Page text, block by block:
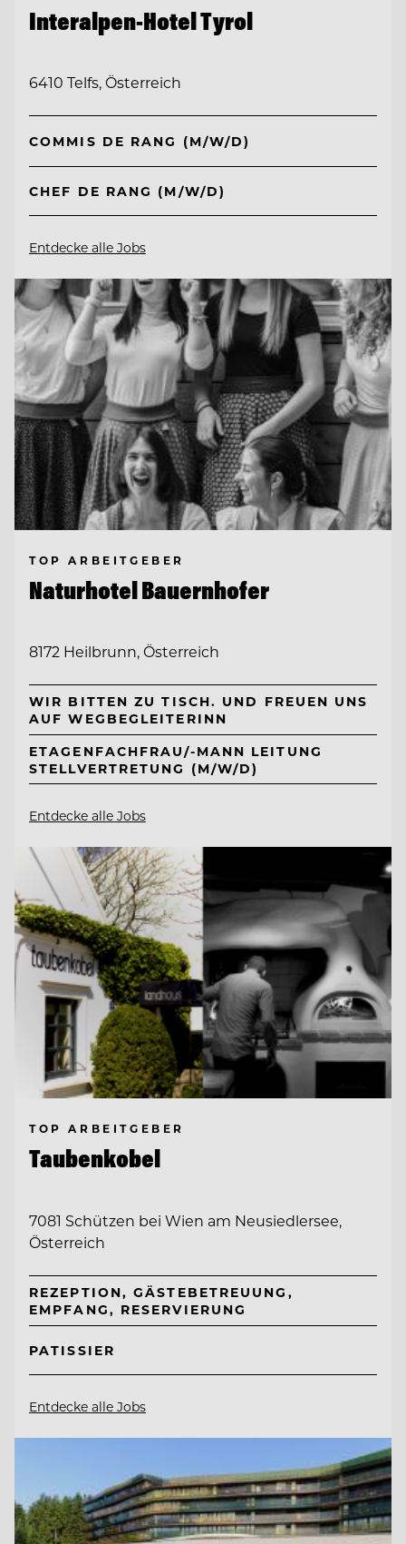
Interalpen-Hotel Tyrol
6410 Telfs, Österreich
COMMIS DE RANG (M/W/D)
CHEF DE RANG (M/W/D)
Entdecke alle Jobs
TOP ARBEITGEBER
Naturhotel Bauernhofer
8172 Heilbrunn, Österreich
WIR BITTEN ZU TISCH. UND FREUEN UNS
AUF WEGBEGLEITERINN
ETAGENFACHFRAU/-MANN LEITUNG
STELLVERTRETUNG (M/W/D)
Entdecke alle Jobs
TOP ARBEITGEBER
Taubenkobel
7081 Schützen bei Wien am Neusiedlersee,
Österreich
REZEPTION, GÄSTEBETREUUNG,
EMPFANG, RESERVIERUNG
PATISSIER
Entdecke alle Jobs